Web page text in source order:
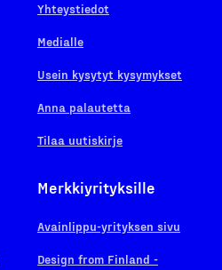
Yhteystiedot
Medialle
Usein kysytyt kysymykset
Anna palautetta
Tilaa uutiskirje
Merkkiyrityksille
Avainlippu-yrityksen sivu
Design from Finland -